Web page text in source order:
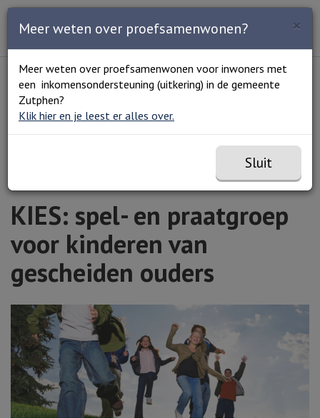
Open en sluit het
Menu
Lees voor
Uitleg woorden
Simpele tekst
Home Agenda
kinderen van gescheiden ouders
KIES: spel- en praatgroep
voor kinderen van
gescheiden ouders
×
Meer weten over proefsamenwonen?
Meer weten over proefsamenwonen voor inwoners met
een inkomensondersteuning (uitkering) in de gemeente
Zutphen?
Klik hier en je leest er alles over.
Sluit